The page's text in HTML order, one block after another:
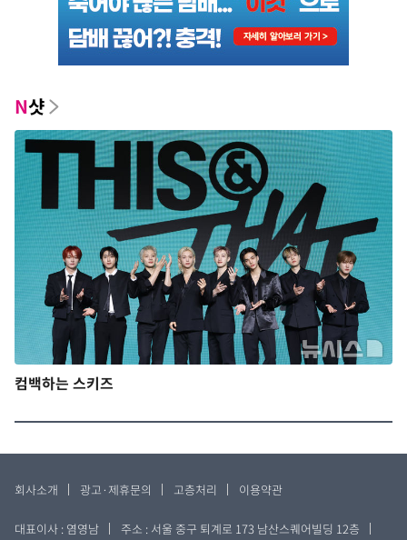
N샷
컴백하는 스키즈
회사소개 광고·제휴문의 고층처리 이용약관
대표이사 : 염영남
주소 : 서울 중구 퇴계로 173 남산스퀘어빌딩 12층